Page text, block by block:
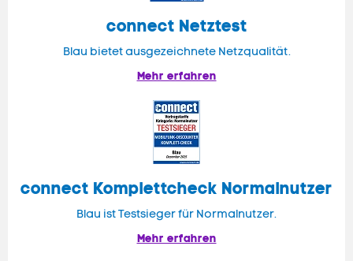
connect Netztest
Blau bietet ausgezeichnete Netzqualität.
Mehr erfahren
connect Komplettcheck Normalnutzer
Blau ist Testsieger für Normalnutzer.
Mehr erfahren